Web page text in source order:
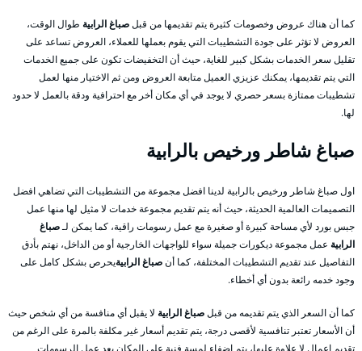
كما أن هناك عروض وخصومات كثيرة يتم تقديمها من قبلصباغ الرابية طوال الوقت،
العروض لا تؤثر على جودة التشطيبات التي يقوم بعملها للعملاء، العروض تساعد على
تقليل سعر الخدمات بشكل كبير للغاية، حيث أن التخفيضات تكون على جميع الخدمات
التي يتم تقديمها، يمكنك عزيزي العميل متابعة العروض ومن ثم الاختيار منها لعمل
تشطيبات ممتازة بسعر حصري لا يوجد في أي مكان أخر مع احترافية ودقة بالعمل لا حدود
لها.
صباغ شاطر ورخيص بالرابية
اول صباغ شاطر ورخيص بالرابية لدينا افضل مجموعة من التشطيبات التي تضاهي افضل
التصميمات العالمية الحديثة، حيث أنه يتم تقديم مجموعة خدمات لا مثيل لها منها عمل
جبس بورد لأي مساحة كبيرة أو صغيرة مع عمل رسومات راقية، كما يمكن لـصباغ
الرابية عمل مجموعة ديكورات جميلة سواء للواجهات الخارجية أو من الداخل، نهتم بأدق
التفاصيل عند تقديم التشطيبات المختلفة، كما أنصباغ الرابيةيحرص بشكل كامل على
وجود خدمه رائعة بدون أي أخطاء.
كما أن السعر الذي يتم تقديمه من قبلصباغ الرابية لا يقبل أي منافسة من أي شخص حيث
أن الأسعار تعتبر تنافسية لأقصى درجة، يتم تقديم أسعار غير مكلفة بالمرة على الرغم من
تقديم اعمال لا علاوة عليها، يتم إضفاء لمسة فنية على المكان بعد عمل الرسومات